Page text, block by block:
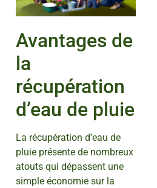
Avantages de
la
récupération
d’eau de pluie
La récupération d’eau de
pluie présente de nombreux
atouts qui dépassent une
simple économie sur la